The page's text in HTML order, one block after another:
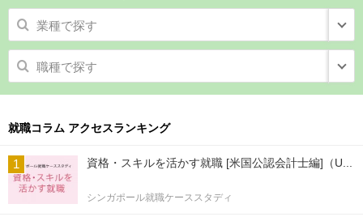
業種で探す
職種で探す
就職コラム アクセスランキング
資格・スキルを活かす就職 [米国公認会計士編]（U...
シンガポール就職ケーススタディ